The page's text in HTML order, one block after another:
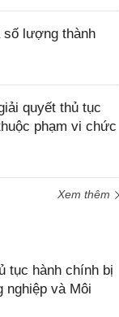
số lượng thành
quyết thủ tục
phạm vi chức
Xem thêm
tục hành chính bị
nghiệp và Môi